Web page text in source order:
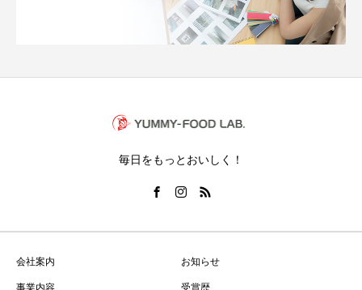
毎日をもっとおいしく！
会社案内
お知らせ
事業内容
受賞歴